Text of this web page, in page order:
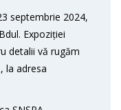
septembrie 2024,
Expoziției
detalii vă rugăm
la adresa